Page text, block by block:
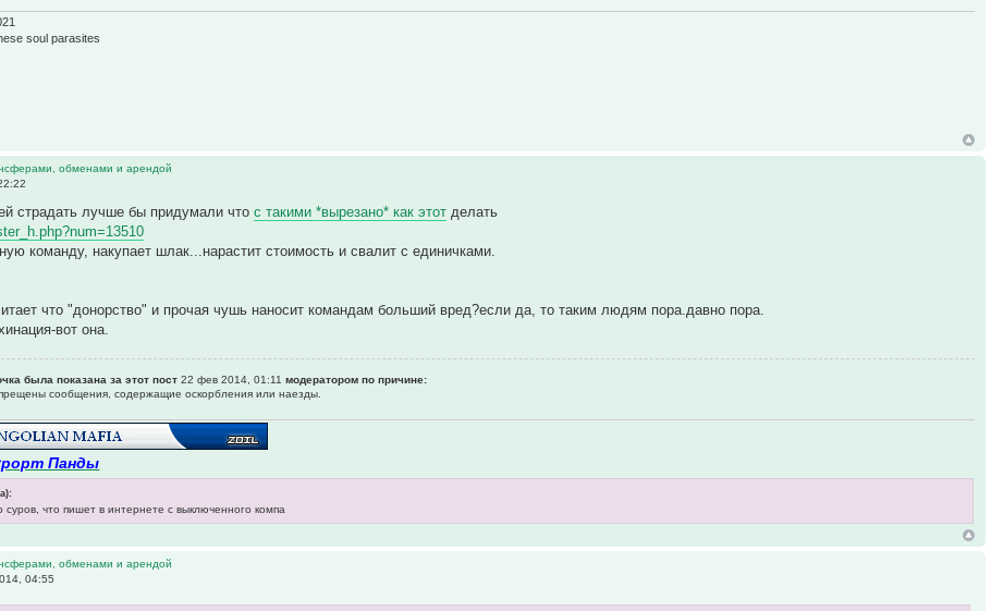
soul parasites
обменами и арендой
страдать лучше бы придумали чтос такими *вырезано* как этот делать
команду, накупает шлак...нарастит стоимость и свалит с единичками.
что "донорство" и прочая чушь наносит командам больший вред?если да, то таким людям пора.давно пора.
вот она.
была показана за этот пост22 фев 2014, 01:11 модератором по причине:
сообщения, содержащие оскоpбления или наезды.
Панды
суров, что пишет в интернете с выключенного компа
обменами и арендой
04:55